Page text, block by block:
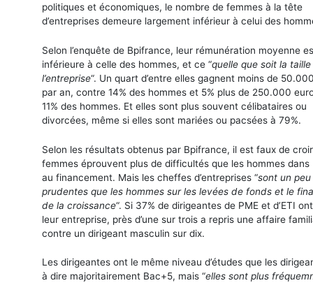
politiques et économiques, le nombre de femmes à la tête
d’entreprises demeure largement inférieur à celui des
Selon l’enquête de Bpifrance, leur rémunération moyenne
inférieure à celle des hommes, et ce “quelle que soit la
l’entreprise“. Un quart d’entre elles gagnent moins de
par an, contre 14% des hommes et 5% plus de 250.000
11% des hommes. Et elles sont plus souvent célibataires ou
divorcées, même si elles sont mariées ou pacsées à 79%.
Selon les résultats obtenus par Bpifrance, il est faux de
femmes éprouvent plus de difficultés que les hommes dans
au financement. Mais les cheffes d’entreprises “sont un peu
prudentes que les hommes sur les levées de fonds et le
de la croissance“. Si 37% de dirigeantes de PME et d’ETI
leur entreprise, près d’une sur trois a repris une affaire
contre un dirigeant masculin sur dix.
Les dirigeantes ont le même niveau d’études que les
à dire majoritairement Bac+5, mais “elles sont plus